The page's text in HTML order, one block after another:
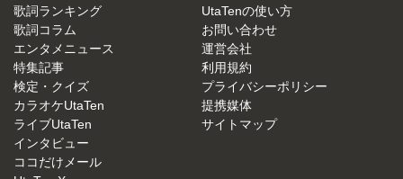
歌詞ランキング
歌詞コラム
エンタメニュース
特集記事
検定・クイズ
カラオケUtaTen
ライブUtaTen
インタビュー
ココだけメール
UtaTenの使い方
お問い合わせ
運営会社
利用規約
プライバシーポリシー
提携媒体
サイトマップ